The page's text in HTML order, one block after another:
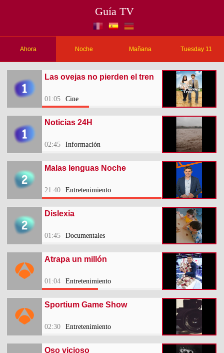
Guía TV
Ahora Noche Mañana Tuesday 11
Las ovejas no pierden el tren
01:05 Cine
Noticias 24H
02:45 Información
Malas lenguas Noche
21:40 Entretenimiento
Dislexia
01:45 Documentales
Atrapa un millón
01:04 Entretenimiento
Sportium Game Show
02:30 Entretenimiento
Oso vicioso